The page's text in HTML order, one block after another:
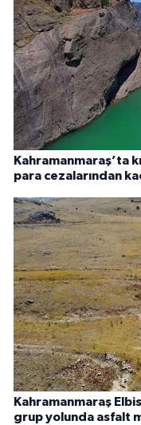
Kahramanmaraş’ta
para cezalarından
Kahramanmaraş
grup yolunda asfalt